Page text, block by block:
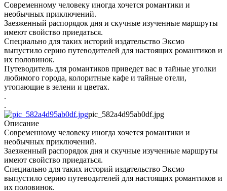
Современному человеку иногда хочется романтики и
необычных приключений.
Заезженный распорядок дня и скучные изученные маршруты
имеют свойство приедаться.
Специально для таких историй издательство Эксмо
выпустило серию путеводителей для настоящих романтиков и
их половинок.
Путеводитель для романтиков приведет вас в тайные уголки
любимого города, колоритные кафе и тайные отели,
утопающие в зелени и цветах.
.
.
pic_582a4d95ab0df.jpg
Описание
Современному человеку иногда хочется романтики и
необычных приключений.
Заезженный распорядок дня и скучные изученные маршруты
имеют свойство приедаться.
Специально для таких историй издательство Эксмо
выпустило серию путеводителей для настоящих романтиков и
их половинок.